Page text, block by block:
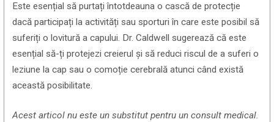
Este esențial să purtați întotdeauna o cască de protecție
dacă participați la activități sau sporturi în care este posibil să
suferiți o lovitură a capului. Dr. Caldwell sugerează că este
esențial să-ți protejezi creierul și să reduci riscul de a suferi o
leziune la cap sau o comoție cerebrală atunci când există
această posibilitate.
Acest articol nu este un substitut pentru un consult medical.